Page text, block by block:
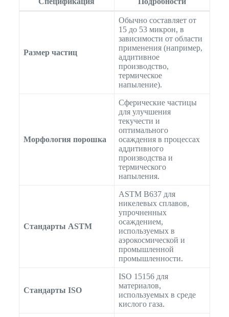
Размер частиц
Обычно составляет от
15 до 53 микрон, в
зависимости от области
применения (например,
аддитивное
производство,
термическое
напыление).
Морфология порошка
Сферические частицы
для улучшения
текучести и
оптимального
осаждения в процессах
аддитивного
производства и
термического
напыления.
Стандарты ASTM
ASTM B637 для
никелевых сплавов,
упрочненных
осаждением,
используемых в
аэрокосмической и
промышленной
промышленности.
Стандарты ISO
ISO 15156 для
материалов,
используемых в среде
кислого газа.